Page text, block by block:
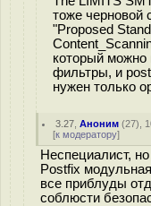
тоже черновой
"Proposed
который можно
фильтры, и
нужен только
3.27 ,Аноним (27),
[к модератору]
Неспециалист,
Postfix
все приблуды
соблюсти